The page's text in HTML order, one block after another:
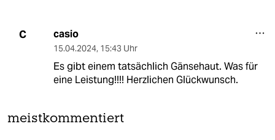
C casio
15.04.2024, 15:43 Uhr
Es gibt einem tatsächlich Gänsehaut. Was für
eine Leistung!!!! Herzlichen Glückwunsch.
meistkommentiert